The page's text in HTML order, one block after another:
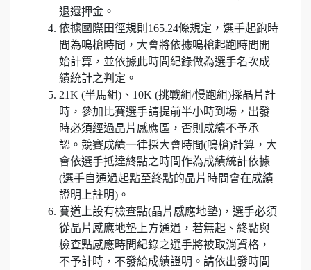
退還押金。
依據國際田徑規則165.24條規定，選手起跑時
間為鳴槍時間，大會將依據鳴槍起跑時間開
始計算，並依據此時間紀錄做為選手名次成
績統計之判定。
21K (半馬組)、10K (挑戰組/慢跑組)採晶片計
時，參加比賽選手請提前半小時到場，出發
時必須經過晶片感應區，否則成績不予承
認。競賽成績一律採大會時間(鳴槍)計算，大
會依選手抵達終點之時間作為成績統計依據
(選手自通過起點至終點的晶片時間會在成績
證明上註明)。
賽道上設有檢查點(晶片感應地墊)，選手必須
從晶片感應地墊上方通過，若無起、終點與
檢查點感應時間紀錄之選手將被取消資格，
不予計時，不發給成績證明。請依出發時間